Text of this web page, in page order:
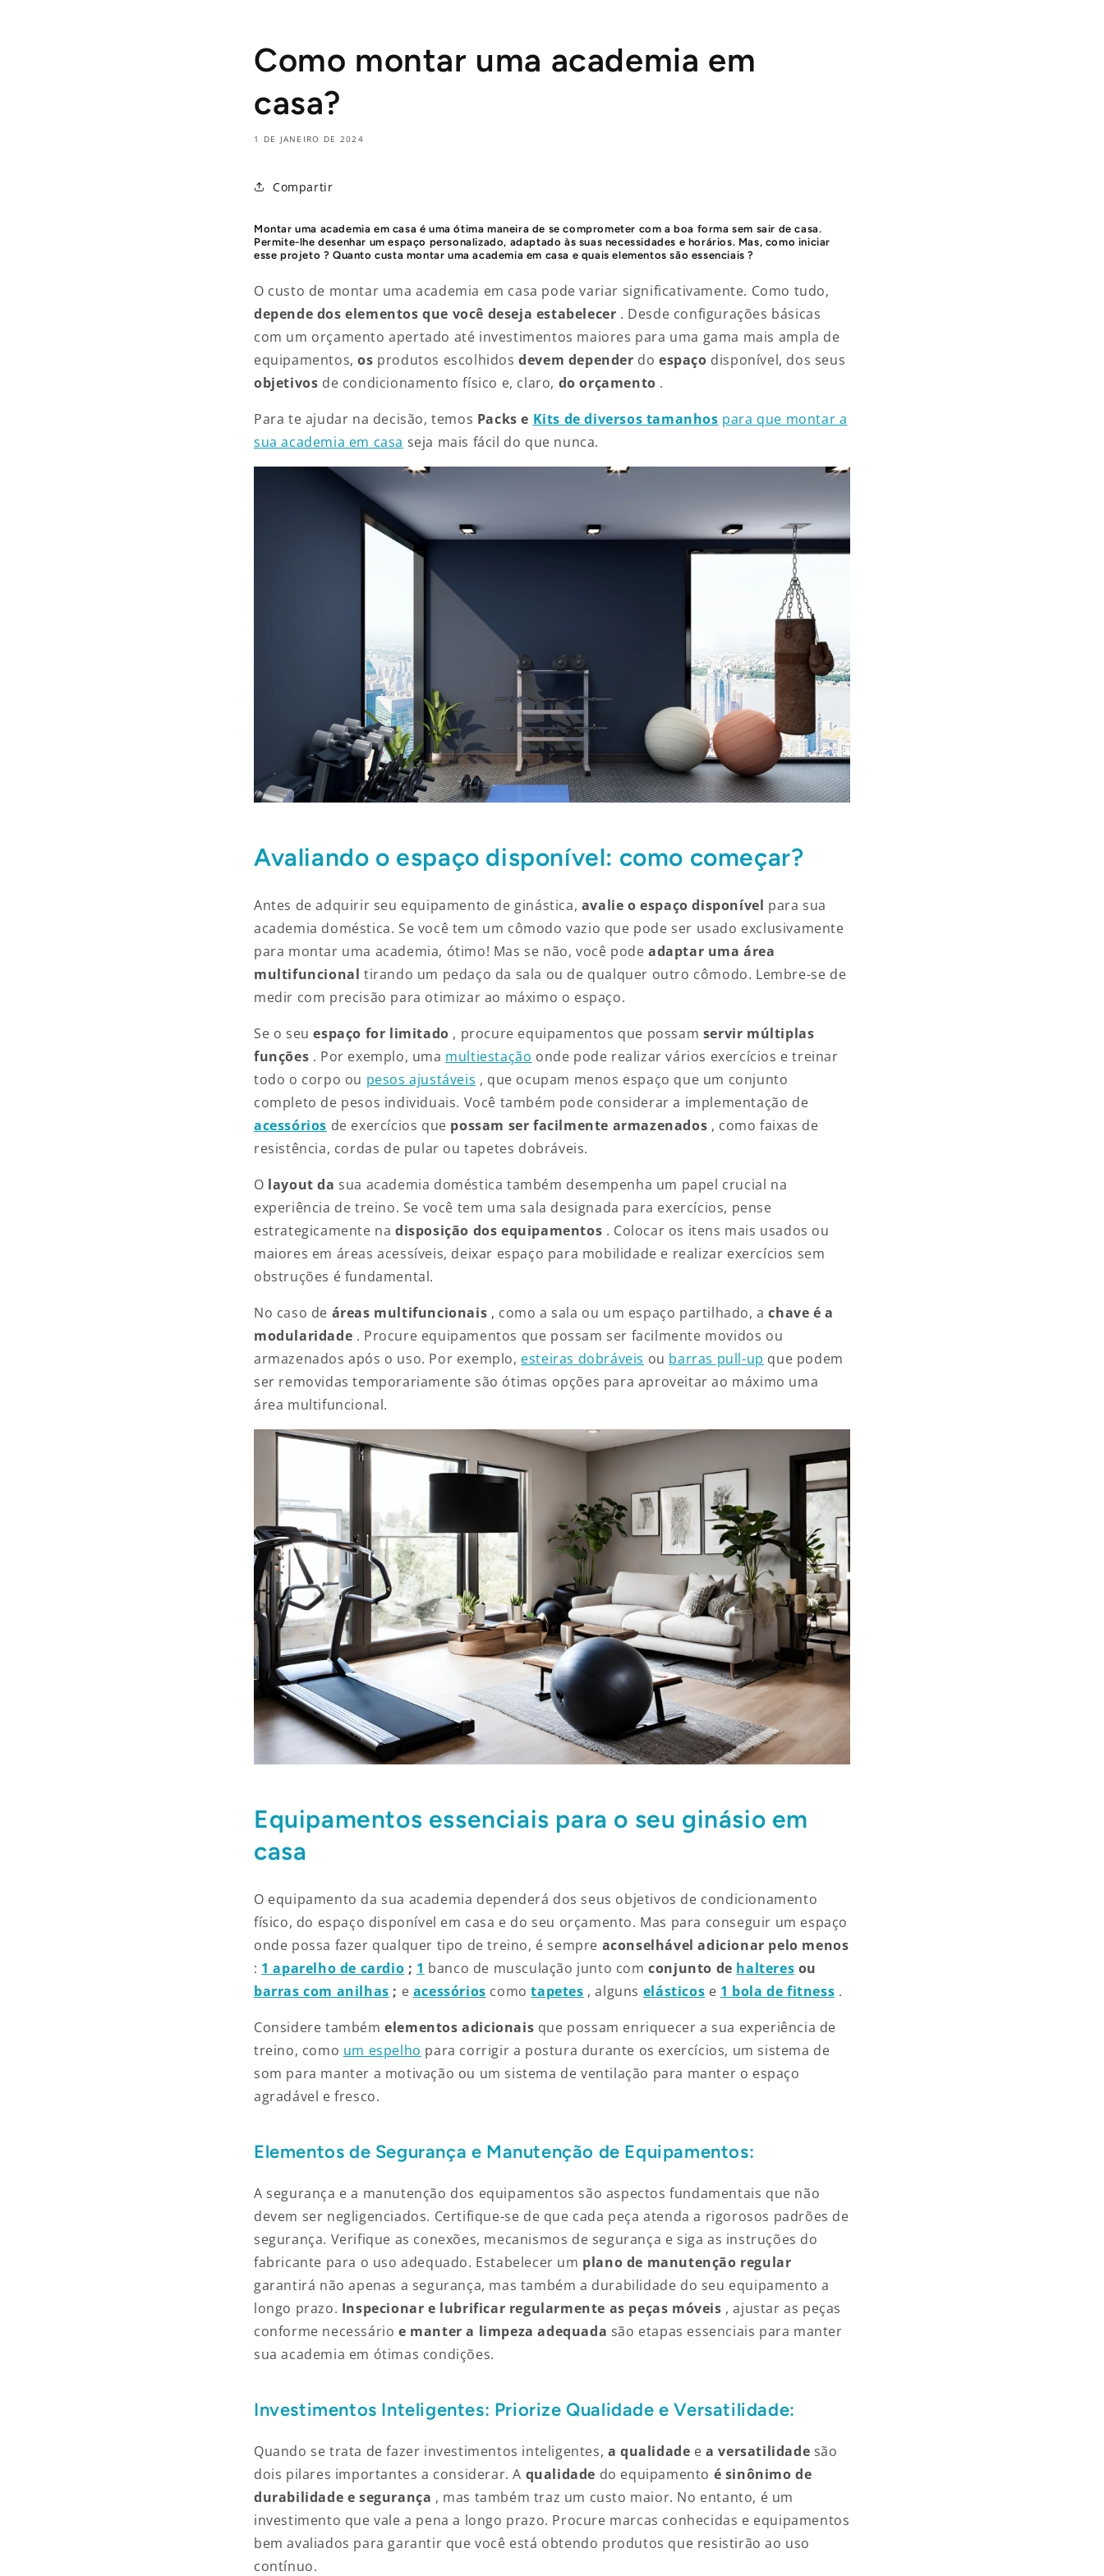
Como montar uma academia em
casa?
1 DE JANEIRO DE 2024
Compartir
Montar uma academia em casa é uma ótima maneira de se comprometer com a boa forma sem sair de casa.
Permite-lhe desenhar um espaço personalizado, adaptado às suas necessidades e horários. Mas, como iniciar
esse projeto ? Quanto custa montar uma academia em casa e quais elementos são essenciais ?
O custo de montar uma academia em casa pode variar significativamente. Como tudo,
depende dos elementos que você deseja estabelecer . Desde configurações básicas
com um orçamento apertado até investimentos maiores para uma gama mais ampla de
equipamentos, os produtos escolhidos devem depender do espaço disponível, dos seus
objetivos de condicionamento físico e, claro, do orçamento .
Para te ajudar na decisão, temos Packs e Kits de diversos tamanhos para que montar a
sua academia em casa seja mais fácil do que nunca.
Avaliando o espaço disponível: como começar?
Antes de adquirir seu equipamento de ginástica, avalie o espaço disponível para sua
academia doméstica. Se você tem um cômodo vazio que pode ser usado exclusivamente
para montar uma academia, ótimo! Mas se não, você pode adaptar uma área
multifuncional tirando um pedaço da sala ou de qualquer outro cômodo. Lembre-se de
medir com precisão para otimizar ao máximo o espaço.
Se o seu espaço for limitado , procure equipamentos que possam servir múltiplas
funções . Por exemplo, uma multiestação onde pode realizar vários exercícios e treinar
todo o corpo ou pesos ajustáveis , que ocupam menos espaço que um conjunto
completo de pesos individuais. Você também pode considerar a implementação de
acessórios de exercícios que possam ser facilmente armazenados , como faixas de
resistência, cordas de pular ou tapetes dobráveis.
O layout da sua academia doméstica também desempenha um papel crucial na
experiência de treino. Se você tem uma sala designada para exercícios, pense
estrategicamente na disposição dos equipamentos . Colocar os itens mais usados ​​ou
maiores em áreas acessíveis, deixar espaço para mobilidade e realizar exercícios sem
obstruções é fundamental.
No caso de áreas multifuncionais , como a sala ou um espaço partilhado, a chave é a
modularidade . Procure equipamentos que possam ser facilmente movidos ou
armazenados após o uso. Por exemplo, esteiras dobráveis ​​ou barras pull-up que podem
ser removidas temporariamente são ótimas opções para aproveitar ao máximo uma
área multifuncional.
Equipamentos essenciais para o seu ginásio em
casa
O equipamento da sua academia dependerá dos seus objetivos de condicionamento
físico, do espaço disponível em casa e do seu orçamento. Mas para conseguir um espaço
onde possa fazer qualquer tipo de treino, é sempre aconselhável adicionar pelo menos
: 1 aparelho de cardio ; 1 banco de musculação junto com conjunto de halteres ou
barras com anilhas ; e acessórios como tapetes , alguns elásticos e 1 bola de fitness .
Considere também elementos adicionais que possam enriquecer a sua experiência de
treino, como um espelho para corrigir a postura durante os exercícios, um sistema de
som para manter a motivação ou um sistema de ventilação para manter o espaço
agradável e fresco.
Elementos de Segurança e Manutenção de Equipamentos:
A segurança e a manutenção dos equipamentos são aspectos fundamentais que não
devem ser negligenciados. Certifique-se de que cada peça atenda a rigorosos padrões de
segurança. Verifique as conexões, mecanismos de segurança e siga as instruções do
fabricante para o uso adequado. Estabelecer um plano de manutenção regular
garantirá não apenas a segurança, mas também a durabilidade do seu equipamento a
longo prazo. Inspecionar e lubrificar regularmente as peças móveis , ajustar as peças
conforme necessário e manter a limpeza adequada são etapas essenciais para manter
sua academia em ótimas condições.
Investimentos Inteligentes: Priorize Qualidade e Versatilidade:
Quando se trata de fazer investimentos inteligentes, a qualidade e a versatilidade são
dois pilares importantes a considerar. A qualidade do equipamento é sinônimo de
durabilidade e segurança , mas também traz um custo maior. No entanto, é um
investimento que vale a pena a longo prazo. Procure marcas conhecidas e equipamentos
bem avaliados para garantir que você está obtendo produtos que resistirão ao uso
contínuo.